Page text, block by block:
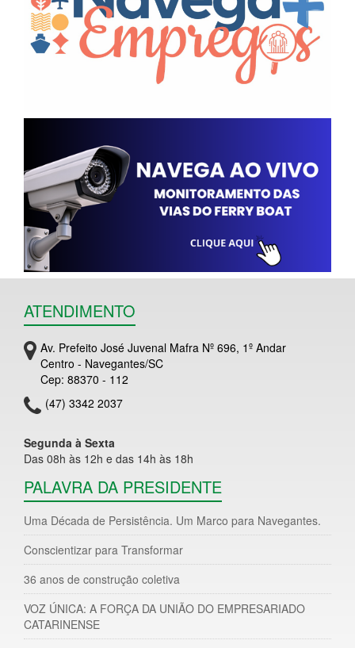
ATENDIMENTO
Av. Prefeito José Juvenal Mafra Nº 696, 1º Andar
Centro - Navegantes/SC
Cep: 88370 - 112
(47) 3342 2037
Segunda à Sexta
Das 08h às 12h e das 14h às 18h
PALAVRA DA PRESIDENTE
Uma Década de Persistência. Um Marco para Navegantes.
Conscientizar para Transformar
36 anos de construção coletiva
VOZ ÚNICA: A FORÇA DA UNIÃO DO EMPRESARIADO
CATARINENSE